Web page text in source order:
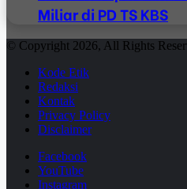
Miliar di PD TS KBS
© Copyright 2026, All Rights
Kode Etik
Redaksi
Kontak
Privacy Policy
Disclaimer
Facebook
YouTube
Instagram